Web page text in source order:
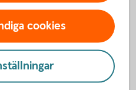
igång med
framtida pension!
cookies